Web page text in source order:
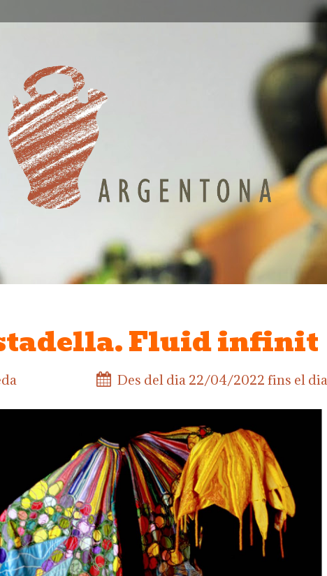
Fluid infinit
Des del dia 22/04/2022 fins el dia